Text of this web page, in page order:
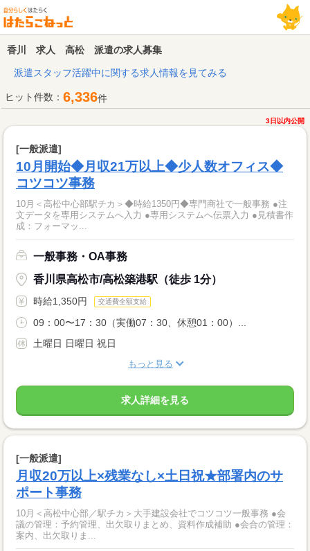
香川 求人 高松 派遣の求人募集
派遣スタッフ活躍中に関する求人情報を見てみる
ヒット件数： 6,336件
3日以内公開
[一般派遣]
10月開始◆月収21万以上◆少人数オフィス◆
コツコツ事務
10月＜高松中心部駅チカ＞◆時給1350円◆専門商社で一般事務 ●注
文データを専用システムへ入力 ●専用システムへ伝票入力 ●見積書作
成：フォーマッ...
一般事務・OA事務
香川県高松市/高松築港駅（徒歩 1分）
時給1,350円 交通費全額支給
09：00〜17：30（実働07：30、休憩01：00）...
土曜日 日曜日 祝日
もっと見る
求人詳細を見る
[一般派遣]
月収20万以上×残業なし×土日祝★部署内のサ
ポート事務
10月＜高松中心部／駅チカ＞大手建設会社でコツコツ一般事務 ●会
議の管理：予約管理、出欠取りまとめ、資料作成補助 ●会合の管理：
案内、出欠取りま...